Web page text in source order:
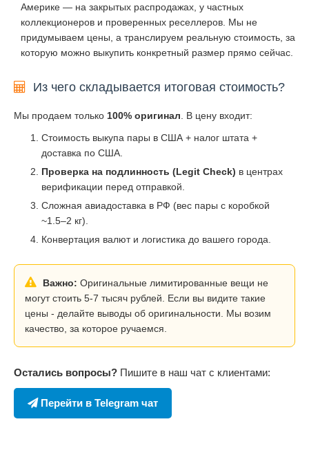
Америке — на закрытых распродажах, у частных
коллекционеров и проверенных реселлеров. Мы не
придумываем цены, а транслируем реальную стоимость, за
которую можно выкупить конкретный размер прямо сейчас.
Из чего складывается итоговая стоимость?
Мы продаем только 100% оригинал . В цену входит:
Стоимость выкупа пары в США + налог штата +
доставка по США.
Проверка на подлинность (Legit Check) в центрах
верификации перед отправкой.
Сложная авиадоставка в РФ (вес пары с коробкой
~1.5–2 кг).
Конвертация валют и логистика до вашего города.
Важно: Оригинальные лимитированные вещи не
могут стоить 5-7 тысяч рублей. Если вы видите такие
цены - делайте выводы об оригинальности. Мы возим
качество, за которое ручаемся.
Остались вопросы? Пишите в наш чат с клиентами:
Перейти в Telegram чат